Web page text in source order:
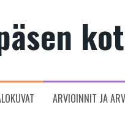
ARVIOINNIT JA